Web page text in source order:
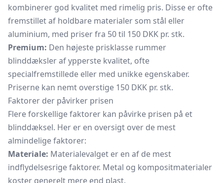
kombinerer god kvalitet med rimelig pris. Disse er ofte
fremstillet af holdbare materialer som stål eller
aluminium, med priser fra 50 til 150 DKK pr. stk.
Premium: Den højeste prisklasse rummer
blinddæksler af ypperste kvalitet, ofte
specialfremstillede eller med unikke egenskaber.
Priserne kan nemt overstige 150 DKK pr. stk.
Faktorer der påvirker prisen
Flere forskellige faktorer kan påvirke prisen på et
blinddæksel. Her er en oversigt over de mest
almindelige faktorer:
Materiale: Materialevalget er en af de mest
indflydelsesrige faktorer. Metal og kompositmaterialer
koster generelt mere end plast.